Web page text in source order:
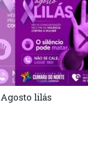
Agosto lilás